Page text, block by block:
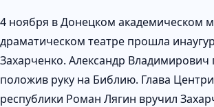
4 ноября в Донецком академическом
драматическом театре прошла
Захарченко. Александр Владимирович
положив руку на Библию. Глава
республики Роман Лягин вручил